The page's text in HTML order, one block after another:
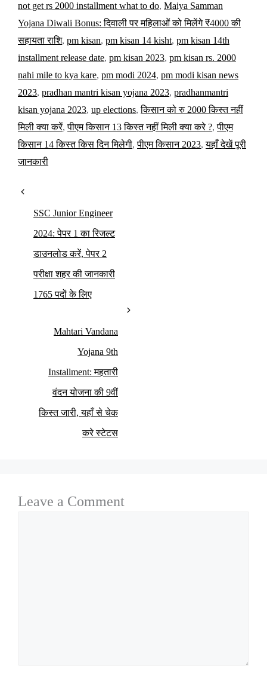
not get rs 2000 installment what to do, Maiya Samman
Yojana Diwali Bonus: दिवाली पर महिलाओं को मिलेंगे ₹4000 की
सहायता राशि, pm kisan, pm kisan 14 kisht, pm kisan 14th
installment release date, pm kisan 2023, pm kisan rs. 2000
nahi mile to kya kare, pm modi 2024, pm modi kisan news
2023, pradhan mantri kisan yojana 2023, pradhanmantri
kisan yojana 2023, up elections,किसान को रु 2000 किस्त नहीं
मिली क्या करें,पीएम किसान 13 किस्त नहीं मिली क्या करे ?,पीएम
किसान 14 किस्त किस दिन मिलेगी,पीएम किसान 2023,यहाँ देखें पूरी
जानकारी
SSC Junior Engineer
2024: पेपर 1 का रिजल्ट
डाउनलोड करें, पेपर 2
परीक्षा शहर की जानकारी
1765 पदों के लिए
Mahtari Vandana
Yojana 9th
Installment: महतारी
वंदन योजना की 9वीं
किस्त जारी, यहाँ से चेक
करे स्टेटस
Leave a Comment